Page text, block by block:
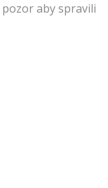
aby spravili